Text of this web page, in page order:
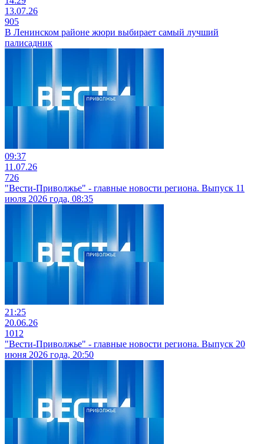
13.07.26
905
В Ленинском районе жюри выбирает самый лучший
палисадник
09:37
11.07.26
726
"Вести-Приволжье" - главные новости региона. Выпуск 11
июля 2026 года, 08:35
21:25
20.06.26
1012
"Вести-Приволжье" - главные новости региона. Выпуск 20
июня 2026 года, 20:50